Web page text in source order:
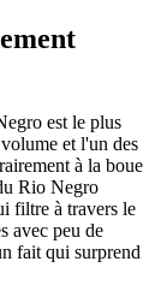
est le plus
et l'un des
à la boue
Rio Negro
filtre à travers le
avec peu de
fait qui surprend